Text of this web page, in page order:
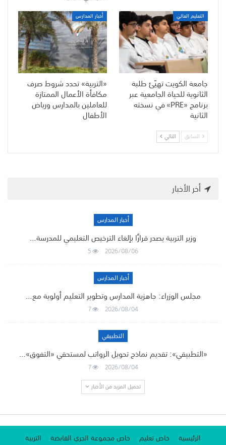
التعليم العالي
جامعة الكويت تهيّئ طلبة
الثانوية للحياة الجامعية عبر
برنامج «PRE» في نسخته
الثانية
أخبار المدارس
«التربية» تحدد شروط صرف
مكافأة الأعمال الممتازة
للعاملين بالمدارس ورياض
الأطفال
السابق التالي
أخر الأخبار
أخبار المدارس
وزير التربية يصدر قرارًا بإلغاء الترخيص التعليمي للمدرسة…
2026/08/06
5
أخبار المدارس
مجلس الوزراء: جاهزية المدارس وتطوير التعليم أولوية مع…
2026/08/04
7
التطبيقي
«التطبيقي»: تقديم نماذج تحويل الرواتب لمستحقي «التفوق»…
2026/08/04
7
تحميل المزيد من الأخبار
الرئيسية خاص تعليم خاص مجموعة الجري القابضة التربية